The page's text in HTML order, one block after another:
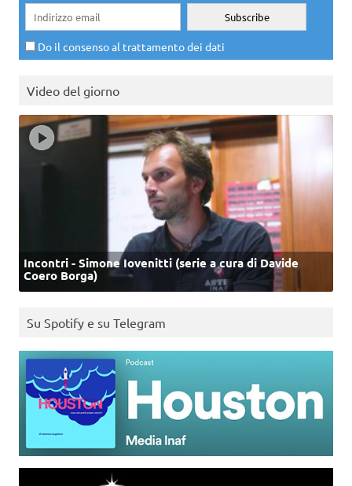
Do il consenso al trattamento dei dati
Video del giorno
Incontri - Simone Iovenitti (serie a cura di Davide
Coero Borga)
Su Spotify e su Telegram